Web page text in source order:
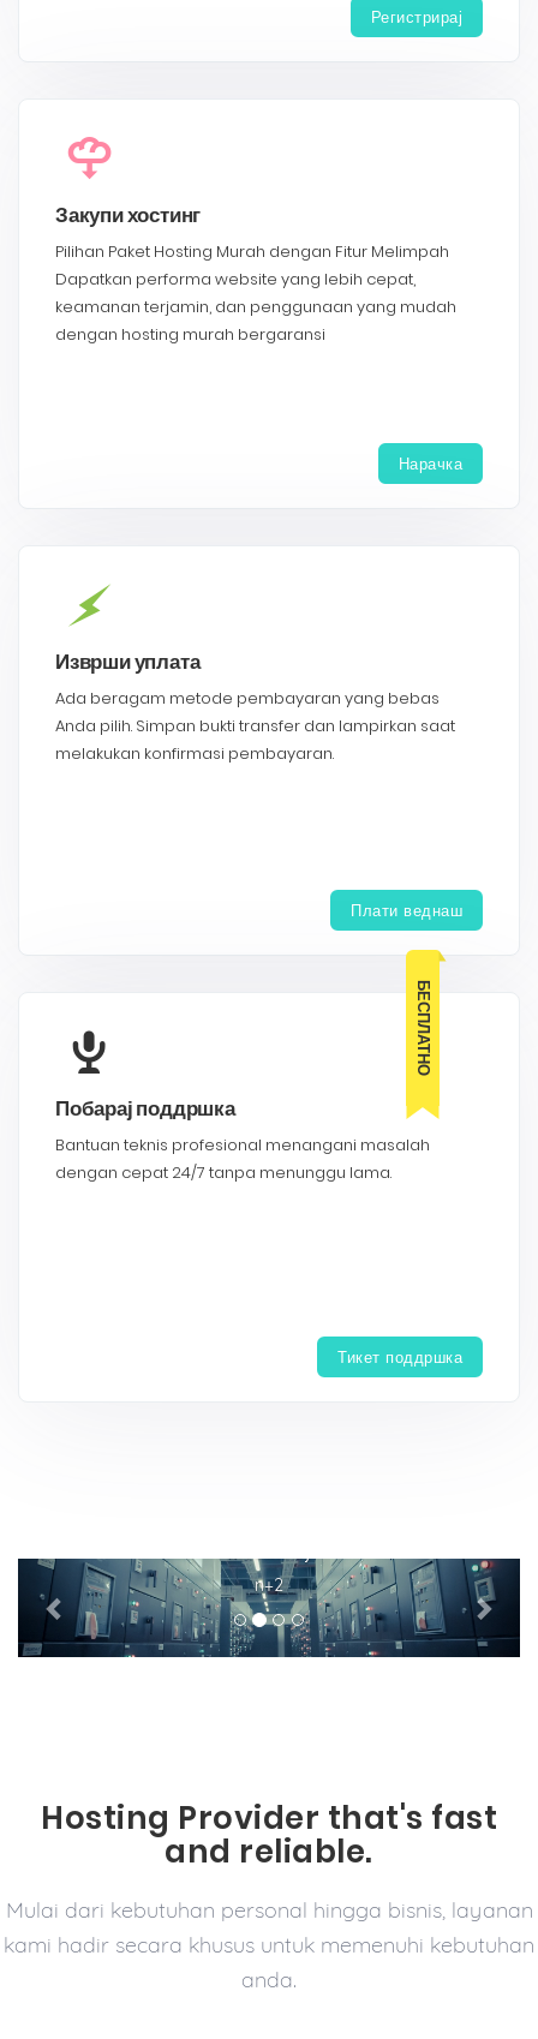
Регистрирај
Закупи хостинг
Pilihan Paket Hosting Murah dengan Fitur Melimpah
Dapatkan performa website yang lebih cepat,
keamanan terjamin, dan penggunaan yang mudah
dengan hosting murah bergaransi
Нарачка
Изврши уплата
Ada beragam metode pembayaran yang bebas
Anda pilih. Simpan bukti transfer dan lampirkan saat
melakukan konfirmasi pembayaran.
Плати веднаш
БЕСПЛАТНО
Побарај поддршка
Bantuan teknis profesional menangani masalah
dengan cepat 24/7 tanpa menunggu lama.
Тикет поддршка
n+2
Previous Next
Hosting Provider that's fast
and reliable.
Mulai dari kebutuhan personal hingga bisnis, layanan
kami hadir secara khusus untuk memenuhi kebutuhan
anda.